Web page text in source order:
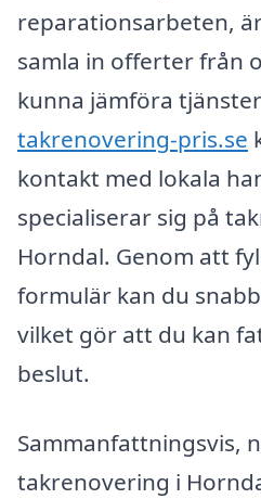
reparationsarbeten,
samla in offerter från
kunna jämföra
takrenovering-pris.se
kontakt med lokala
specialiserar sig på
Horndal. Genom att
formulär kan du
vilket gör att du kan
beslut.
Sammanfattningsvis,
takrenovering i